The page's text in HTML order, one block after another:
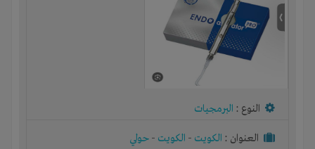
النوع : البرمجيات
العنوان : الكويت - الكويت - حولي